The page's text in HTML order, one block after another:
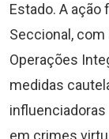
Estado. A ação
Seccional,
Operações
medidas
em crimes